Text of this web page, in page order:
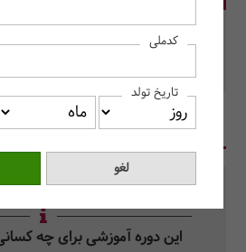
در این دوره رزرو
محل برگزاری: مرکز آموزش
در یک نگاه سرفصل دروس
این دوره آموزشی برای چه
کدملی
تاریخ تولد